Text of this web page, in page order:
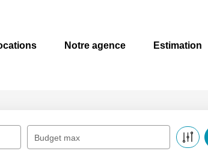
Notre agence Estimation
Budget max